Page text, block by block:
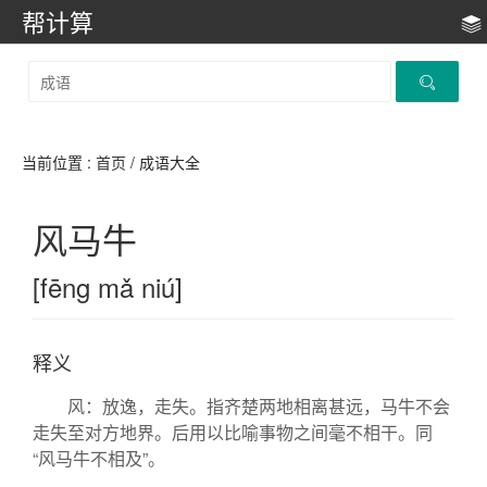
帮计算
当前位置 : 首页 / 成语大全
风马牛
[fēng mǎ niú]
释义
风：放逸，走失。指齐楚两地相离甚远，马牛不会
走失至对方地界。后用以比喻事物之间毫不相干。同
“风马牛不相及”。